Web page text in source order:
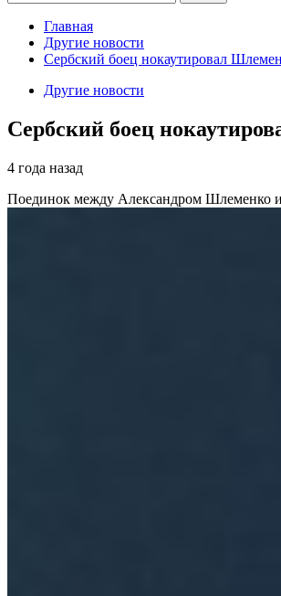
Главная
Другие новости
Сербский боец нокаутировал
Другие новости
Сербский боец
4 года назад
Поединок между Александром Шлеменко